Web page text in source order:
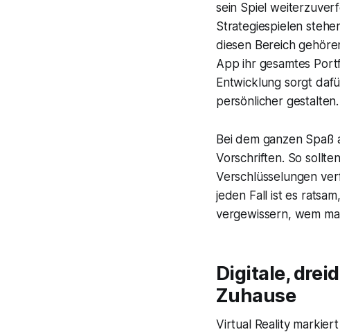
sein Spiel
Strategiespielen
diesen Bereich
App ihr gesamtes
Entwicklung sorgt
persönlicher gestalten.
Bei dem ganzen
Vorschriften. So
Verschlüsselungen
jeden Fall ist es
vergewissern, wem
Digitale,
Zuhause
Virtual Reality